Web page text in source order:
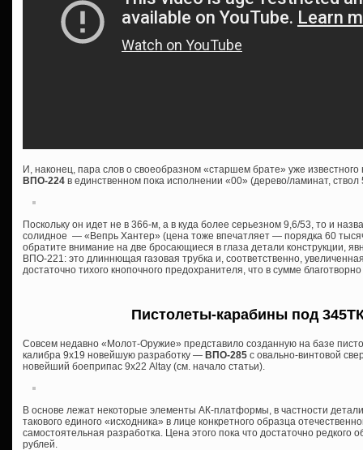
И, наконец, пара слов о своеобразном «старшем брате» уже
ВПО-224 в единственном пока исполнении «00» (дерево/ламинат,
Поскольку он идет не в 366-м, а в куда более серьезном 9,6/53, то и
солидное — «Вепрь Хантер» (цена тоже впечатляет — порядка 60
обратите внимание на две бросающиеся в глаза детали конструкции,
ВПО-221: это длиннющая газовая трубка и, соответственно,
достаточно тихого кнопочного предохранителя, что в сумме
Пистолеты-карабины под
Совсем недавно «Молот-Оружие» представило созданную на базе
калибра 9х19 новейшую разработку — ВПО-285 с овально-винтовой
новейший боеприпас 9х22 Altay (см. начало статьи).
В основе лежат некоторые элементы АК-платформы, в частности
такового единого «исходника» в лице конкретного образца
самостоятельная разработка. Цена этого пока что достаточно редкого
рублей.